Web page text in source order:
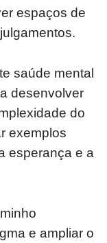
espaços de
saúde mental
desenvolver
do
exemplos
esperança e a
e ampliar o